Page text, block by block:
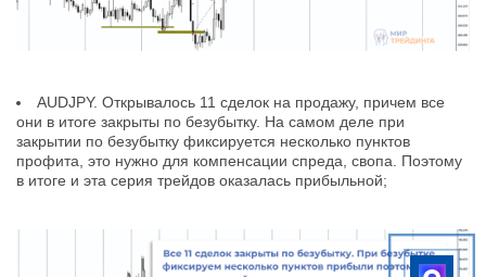
AUDJPY. Открывалось 11 сделок на продажу, причем все
они в итоге закрыты по безубытку. На самом деле при
закрытии по безубытку фиксируется несколько пунктов
профита, это нужно для компенсации спреда, свопа. Поэтому
в итоге и эта серия трейдов оказалась прибыльной;